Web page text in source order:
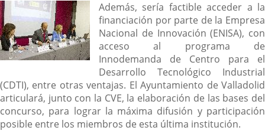
Además, sería factible acceder a la
financiación por parte de la Empresa
Nacional de Innovación (ENISA), con
acceso al programa de
Innodemanda de Centro para el
Desarrollo Tecnológico Industrial
(CDTI), entre otras ventajas. El Ayuntamiento de Valladolid
articulará, junto con la CVE, la elaboración de las bases del
concurso, para lograr la máxima difusión y participación
posible entre los miembros de esta última institución.